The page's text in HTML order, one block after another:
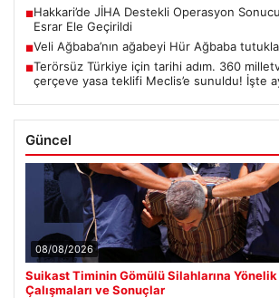
■Hakkari’de JİHA Destekli Operasyon
Esrar Ele Geçirildi
■Veli Ağbaba’nın ağabeyi Hür Ağbaba
■Terörsüz Türkiye için tarihi adım. 360
çerçeve yasa teklifi Meclis’e sunuldu! İşte
Güncel
08/08/2026
Suikast Timinin Gömülü Silahlarına
Çalışmaları ve Sonuçlar